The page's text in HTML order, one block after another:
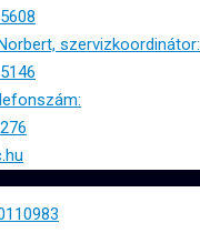
szervizkoordinátor: